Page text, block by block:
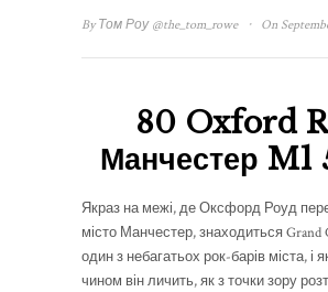
ByТом Роу@the_tom_rowe · On
80 Oxford
Манчестер M1
Якраз на межі, де Оксфорд Роуд
місто Манчестер, знаходиться Grand
один з небагатьох рок-барів міста, і
чином він личить, як з точки зору